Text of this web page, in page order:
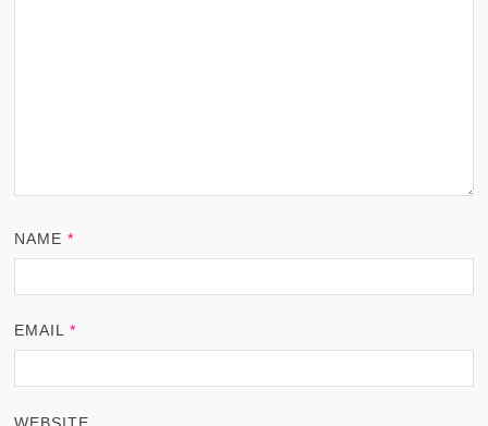
NAME*
EMAIL*
WEBSITE